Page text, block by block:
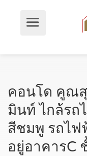
คอนโด คูณ
มินท์ ไกล้รถ
สีชมพู รถไ
อยู่อาคารC